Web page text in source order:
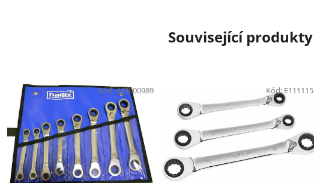
Související produkty
Kód:443000989 Kód: E111115